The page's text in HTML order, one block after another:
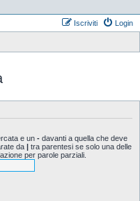
Login
Iscriviti
e un - davanti a quella che deve
da | tra parentesi se solo una delle
per parole parziali.